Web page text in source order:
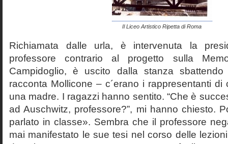
Il Liceo Artistico Ripetta di Roma
Richiamata dalle urla, è intervenuta la
professore contrario al progetto sulla
Campidoglio, è uscito dalla stanza
racconta Mollicone – c´erano i rappresentanti
una madre. I ragazzi hanno sentito. “Che è
ad Auschwitz, professore?”, mi hanno chiesto.
parlato in classe». Sembra che il professore
mai manifestato le sue tesi nel corso delle